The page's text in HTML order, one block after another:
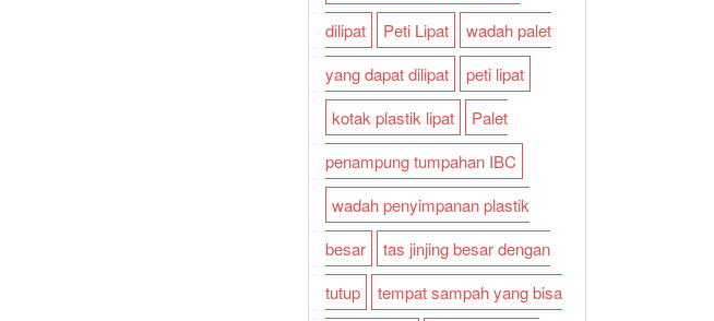
dilipat
Peti Lipat
wadah palet
yang dapat dilipat
peti lipat
kotak plastik lipat
Palet
penampung tumpahan IBC
wadah penyimpanan plastik
besar
tas jinjing besar dengan
tutup
tempat sampah yang bisa